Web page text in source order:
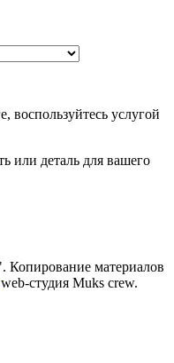
воспользуйтесь услугой
или деталь для вашего
Копирование материалов
web-студия Muks crew.